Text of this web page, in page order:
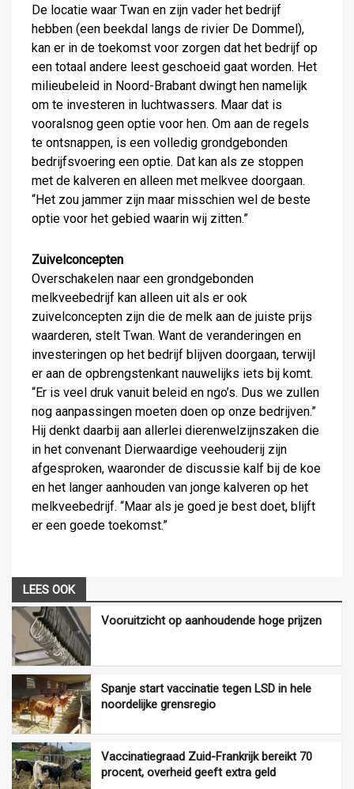
De locatie waar Twan en zijn vader het bedrijf
hebben (een beekdal langs de rivier De Dommel),
kan er in de toekomst voor zorgen dat het bedrijf op
een totaal andere leest geschoeid gaat worden. Het
milieubeleid in Noord-Brabant dwingt hen namelijk
om te investeren in luchtwassers. Maar dat is
vooralsnog geen optie voor hen. Om aan de regels
te ontsnappen, is een volledig grondgebonden
bedrijfsvoering een optie. Dat kan als ze stoppen
met de kalveren en alleen met melkvee doorgaan.
“Het zou jammer zijn maar misschien wel de beste
optie voor het gebied waarin wij zitten.”
Zuivelconcepten
Overschakelen naar een grondgebonden
melkveebedrijf kan alleen uit als er ook
zuivelconcepten zijn die de melk aan de juiste prijs
waarderen, stelt Twan. Want de veranderingen en
investeringen op het bedrijf blijven doorgaan, terwijl
er aan de opbrengstenkant nauwelijks iets bij komt.
“Er is veel druk vanuit beleid en ngo’s. Dus we zullen
nog aanpassingen moeten doen op onze bedrijven.”
Hij denkt daarbij aan allerlei dierenwelzijnszaken die
in het convenant Dierwaardige veehouderij zijn
afgesproken, waaronder de discussie kalf bij de koe
en het langer aanhouden van jonge kalveren op het
melkveebedrijf. “Maar als je goed je best doet, blijft
er een goede toekomst.”
LEES OOK
Vooruitzicht op aanhoudende hoge prijzen
Spanje start vaccinatie tegen LSD in hele
noordelijke grensregio
Vaccinatiegraad Zuid-Frankrijk bereikt 70
procent, overheid geeft extra geld